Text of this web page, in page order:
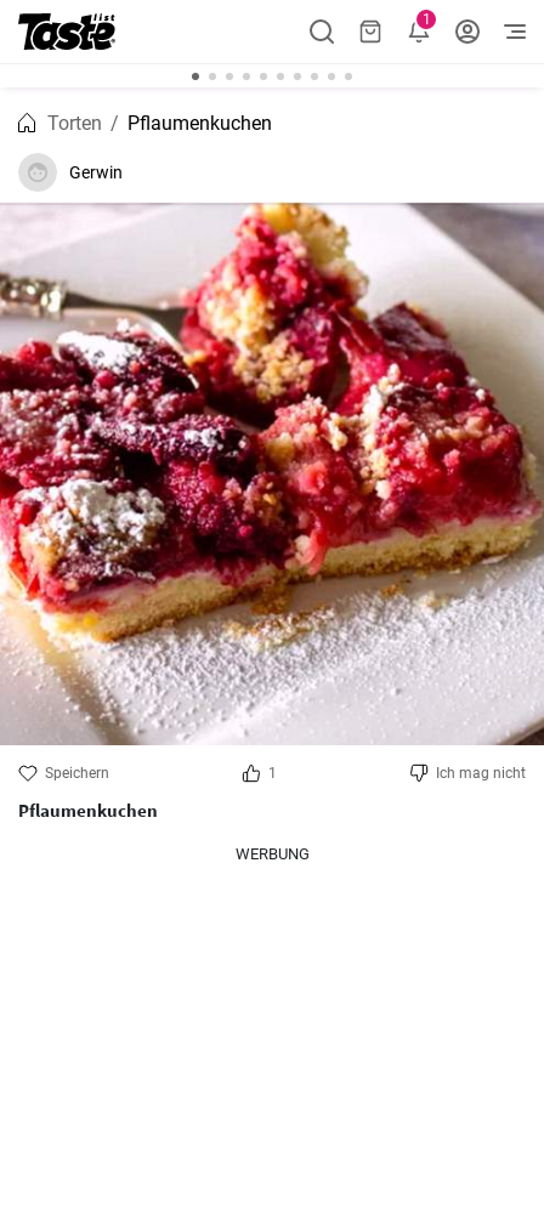
1
Torten Pflaumenkuchen
Gerwin
Speichern 1 Ich mag nicht
Pflaumenkuchen
WERBUNG